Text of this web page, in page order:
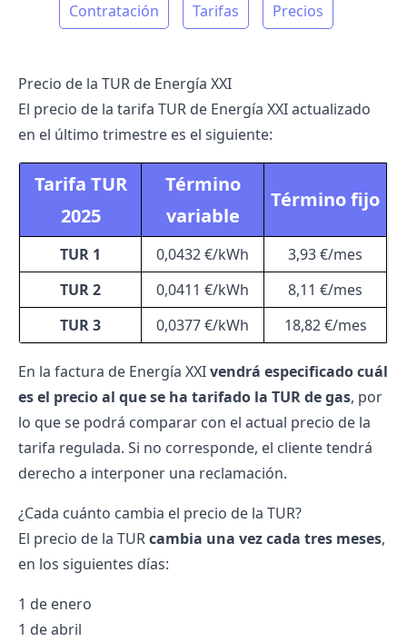
Contratación Tarifas Precios
Precio de la TUR de Energía XXI
El precio de la tarifa TUR de Energía XXIactualizado
en el último trimestre es el siguiente:
Tarifa TUR
2025
Término
variable
Término fijo
TUR 1 0,0432 €/kWh
3,93 €/mes
TUR 2
0,0411 €/kWh
8,11 €/mes
TUR 3
0,0377 €/kWh 18,82 €/mes
En la factura de Energía XXIvendrá especificado cuál
es el precio al que se ha tarifado la TUR de gas, por
lo que se podrá comparar con el actual precio de la
tarifa regulada. Si no corresponde, el cliente tendrá
derecho a interponer una reclamación.
¿Cada cuánto cambia el precio de la TUR?
El precio de la TURcambia una vez cada tres meses,
en los siguientes días:
1 de enero
1 de abril